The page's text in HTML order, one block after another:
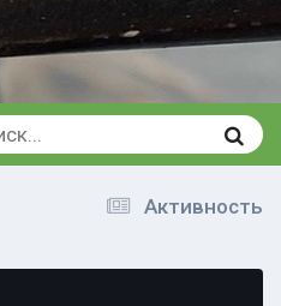
Активность